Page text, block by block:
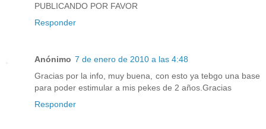
PUBLICANDO POR FAVOR
Responder
Anónimo 7 de enero de 2010 a las 4:48
Gracias por la info, muy buena, con esto ya tebgo una base
para poder estimular a mis pekes de 2 años.Gracias
Responder